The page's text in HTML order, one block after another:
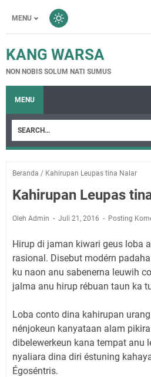
MENU
KANG WARSA
NON NOBIS SOLUM NATI SUMUS
MENU
Beranda / Kahirupan Leupas tina Nalar
Kahirupan Leupas
Oleh Admin Juli 21, 2016 Posting
Hirup di jaman kiwari geus loba
rasional. Disebut modérn
ku naon anu sabenerna leuwih
jalma anu hirup rébuan taun ka
Loba conto dina kahirupan
nénjokeun kanyataan alam
dibelewerkeun kana tempat anu
nyaliara dina diri éstuning
Égoséntris.